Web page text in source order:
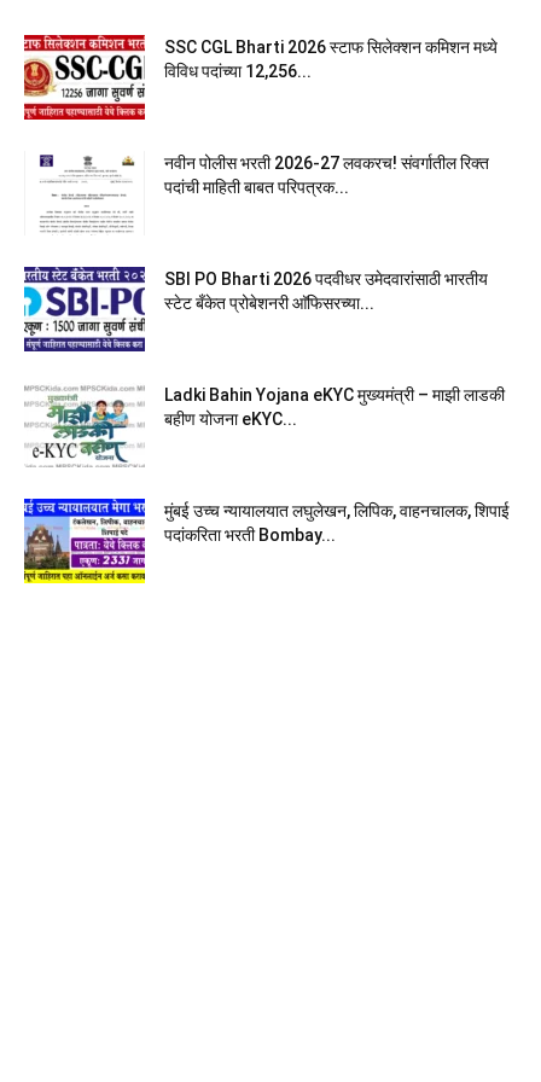
SSC CGL Bharti 2026 स्टाफ सिलेक्शन कमिशन मध्ये
विविध पदांच्या 12,256...
नवीन पोलीस भरती 2026-27 लवकरच! संवर्गातील रिक्त
पदांची माहिती बाबत परिपत्रक...
SBI PO Bharti 2026 पदवीधर उमेदवारांसाठी भारतीय
स्टेट बँकेत प्रोबेशनरी आ‍ॅफिसरच्या...
Ladki Bahin Yojana eKYC मुख्यमंत्री – माझी लाडकी
बहीण योजना eKYC...
मुंबई उच्च न्यायालयात लघुलेखन, लिपिक, वाहनचालक, शिपाई
पदांकरिता भरती Bombay...